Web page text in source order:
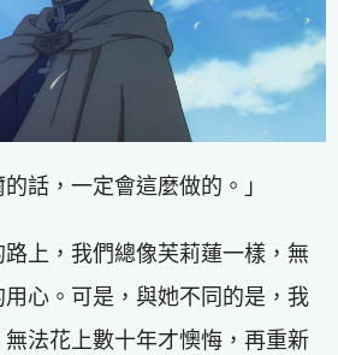
話，一定會這麼做的。」
上，我們總像芙莉蓮一樣，無
心。可是，與她不同的是，我
法花上數十年才懊悔，再重新